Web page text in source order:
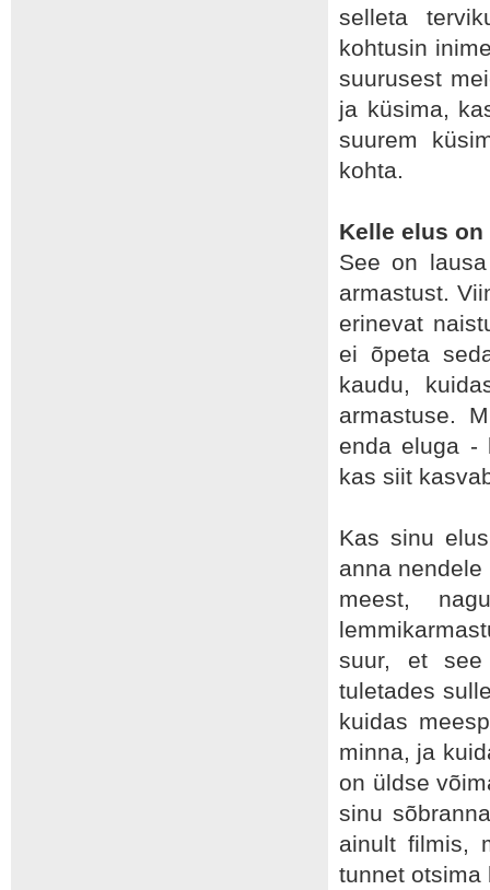
selleta
kohtusin
suurusest
ja küsima,
suurem
kohta.
Kelle elus
See on
armastust.
erinevat
ei õpeta
kaudu,
armastuse.
enda eluga -
kas siit
Kas sinu
anna
meest,
suur, et see
tuletades
kuidas
minna, ja
on üldse
sinu
ainult filmis,
tunnet otsima